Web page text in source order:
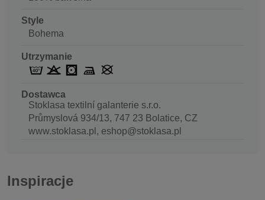
Style
Bohema
Utrzymanie
Dostawca
Stoklasa textilní galanterie s.r.o.
Průmyslová 934/13, 747 23 Bolatice, CZ
www.stoklasa.pl, eshop@stoklasa.pl
Inspiracje